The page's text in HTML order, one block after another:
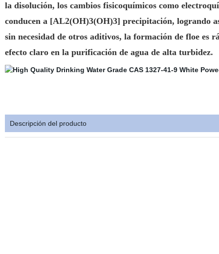
la disolución, los cambios fisicoquímicos como
conducen a [AL2(OH)3(OH)3] precipitación, logrando
sin necesidad de otros aditivos, la formación de floe es
efecto claro en la purificación de agua de alta turbidez.
Descripción del producto